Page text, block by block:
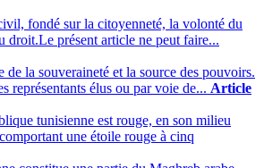
fondé sur la citoyenneté, la volonté du
droit.Le présent article ne peut faire...
de la souveraineté et la source des pouvoirs.
représentants élus ou par voie de... Article
tunisienne est rouge, en son milieu
une étoile rouge à cinq